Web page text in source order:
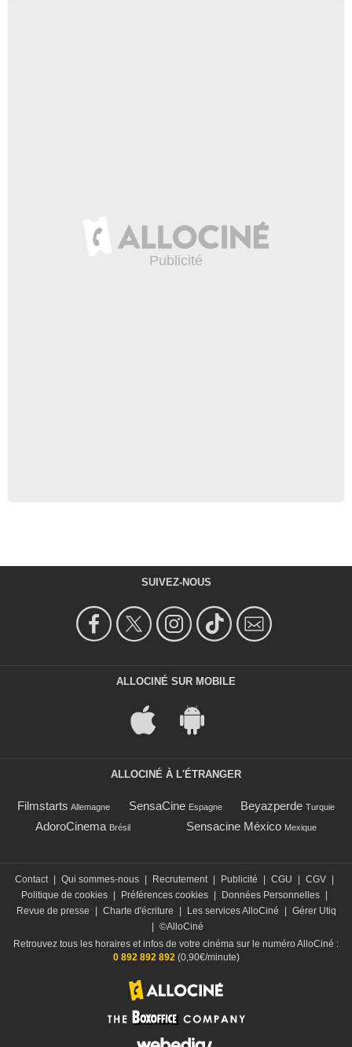
SUIVEZ-NOUS
ALLOCINÉ SUR MOBILE
ALLOCINÉ À L'ÉTRANGER
Filmstarts Allemagne SensaCine Espagne Beyazperde Turquie
AdoroCinema Brésil Sensacine México Mexique
Contact | Qui sommes-nous | Recrutement | Publicité | CGU | CGV |
Politique de cookies | Préférences cookies | Données Personnelles |
Revue de presse
| Charte d'écriture | Les services AlloCiné | Gérer Utiq
| ©AlloCiné
Retrouvez tous les horaires et infos de votre cinéma sur le numéro AlloCiné :
0 892 892 892 (0,90€/minute)